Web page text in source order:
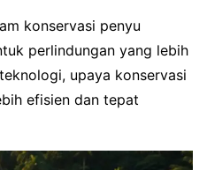
konservasi penyu
perlindungan yang lebih
upaya konservasi
efisien dan tepat